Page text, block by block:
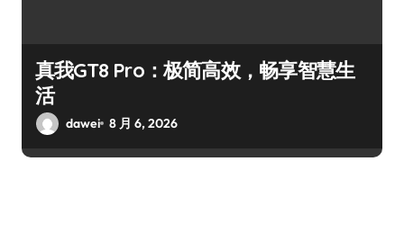
真我GT8 Pro：极简高效，畅享智慧生
活
dawei 8 月 6, 2026